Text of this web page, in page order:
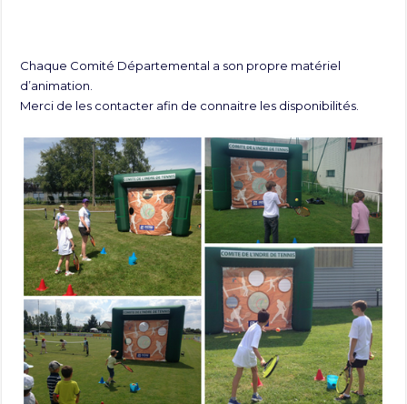
Chaque Comité Départemental a son propre matériel
d’animation.
Merci de les contacter afin de connaitre les disponibilités.